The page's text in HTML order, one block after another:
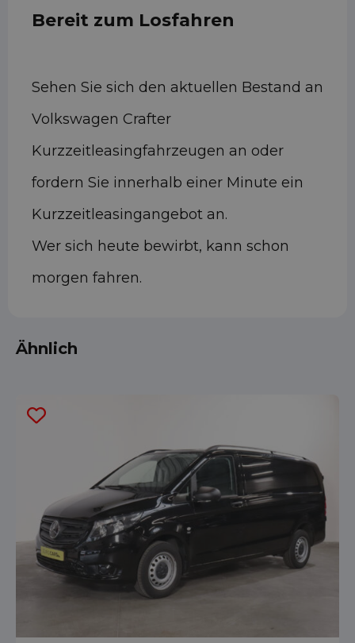
Bereit zum Losfahren
Sehen Sie sich den aktuellen Bestand an
Volkswagen Crafter
Kurzzeitleasingfahrzeugen an oder
fordern Sie innerhalb einer Minute ein
Kurzzeitleasingangebot an.
Wer sich heute bewirbt, kann schon
morgen fahren.
Ähnlich